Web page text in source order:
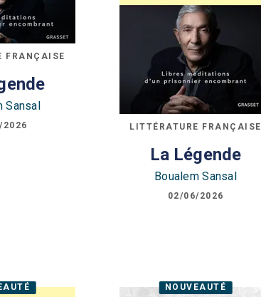
FRANÇAISE
Sansal
2026 LITTÉRATURE FRANÇAISE
La Légende
Boualem Sansal
02/06/2026
NOUVEAUTÉ